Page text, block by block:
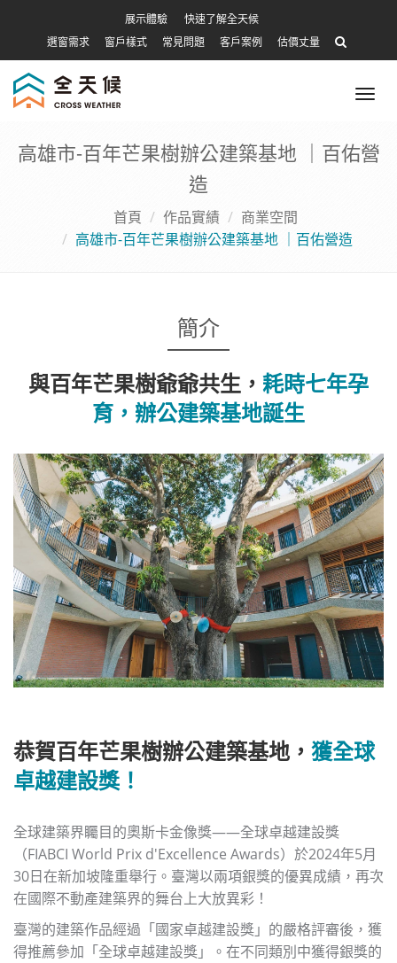
展示體驗
快速了解全天候
選窗需求
窗戶樣式 常見問題 客戶案例 估價丈量
高雄市-百年芒果樹辦公建築基地 ｜百佑營
造
首頁 作品實績
商業空間
高雄市-百年芒果樹辦公建築基地 ｜百佑營造
簡介
與百年芒果樹爺爺共生， 耗時七年孕
育，辦公建築基地誕生
恭賀百年芒果樹辦公建築基地， 獲全球
卓越建設獎！
全球建築界矚目的奧斯卡金像獎——全球卓越建設獎
（FIABCI World Prix d'Excellence Awards）於2024年5月
30日在新加坡隆重舉行。臺灣以兩項銀獎的優異成績，再次
在國際不動產建築界的舞台上大放異彩！
臺灣的建築作品經過「國家卓越建設獎」的嚴格評審後，獲
得推薦參加「全球卓越建設獎」。在不同類別中獲得銀獎的